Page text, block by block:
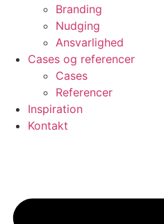
Branding
Nudging
Ansvarlighed
Cases og referencer
Cases
Referencer
Inspiration
Kontakt